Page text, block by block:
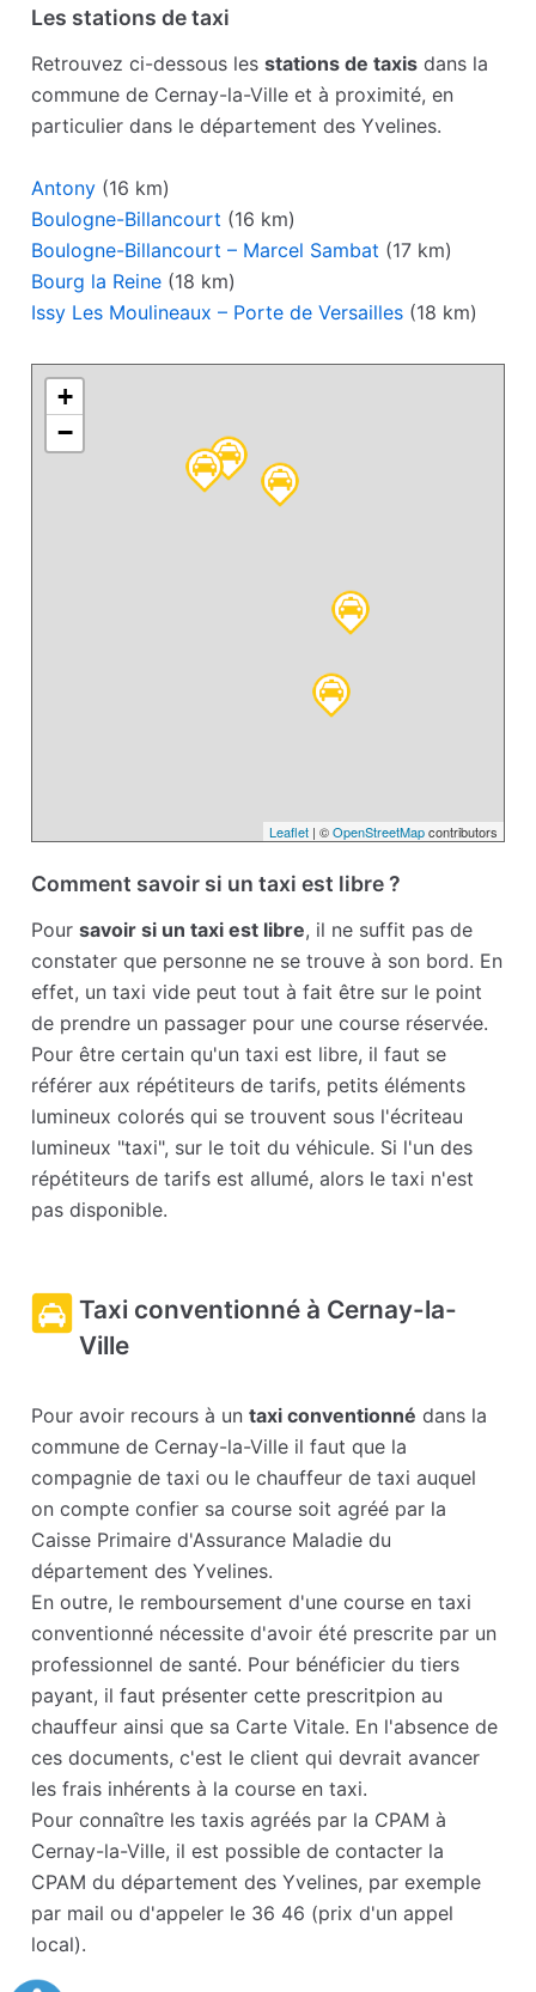
Les stations de taxi
Retrouvez ci-dessous lesstations de taxis dans la
commune de Cernay-la-Ville et à proximité, en
particulier dans le département des Yvelines.
Antony (16 km)
Boulogne-Billancourt (16 km)
Boulogne-Billancourt – Marcel Sambat (17 km)
Bourg la Reine (18 km)
Issy Les Moulineaux – Porte de Versailles (18 km)
+
−
Leaflet| ©OpenStreetMapcontributors
Comment savoir si un taxi est libre ?
Poursavoir si un taxi est libre, il ne suffit pas de
constater que personne ne se trouve à son bord. En
effet, un taxi vide peut tout à fait être sur le point
de prendre un passager pour une course réservée.
Pour être certain qu'un taxi est libre, il faut se
référer aux répétiteurs de tarifs, petits éléments
lumineux colorés qui se trouvent sous l'écriteau
lumineux "taxi", sur le toit du véhicule. Si l'un des
répétiteurs de tarifs est allumé, alors le taxi n'est
pas disponible.
Taxi conventionné à Cernay-la-
Ville
Pour avoir recours à untaxi conventionné dans la
commune de Cernay-la-Ville il faut que la
compagnie de taxi ou le chauffeur de taxi auquel
on compte confier sa course soit agréé par la
Caisse Primaire d'Assurance Maladie du
département des Yvelines.
En outre, le remboursement d'une course en taxi
conventionné nécessite d'avoir été prescrite par un
professionnel de santé. Pour bénéficier du tiers
payant, il faut présenter cette prescritpion au
chauffeur ainsi que sa Carte Vitale. En l'absence de
ces documents, c'est le client qui devrait avancer
les frais inhérents à la course en taxi.
Pour connaître les taxis agréés par la CPAM à
Cernay-la-Ville, il est possible de contacter la
CPAM du département des Yvelines, par exemple
par mail ou d'appeler le 36 46 (prix d'un appel
local).